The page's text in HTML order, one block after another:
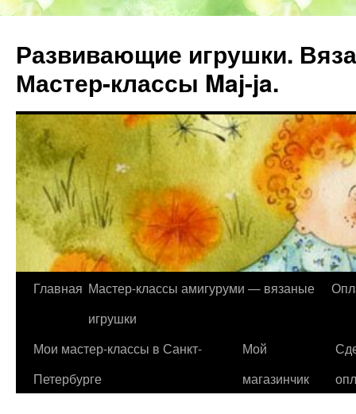
Развивающие игрушки.
Мастер-классы Maj-ja.
Перейти
содержимому
Главная Мастер-классы амигуруми — вязаные
игрушки
Мои мастер-классы в Санкт-
Петербурге
Мой
магазинчик